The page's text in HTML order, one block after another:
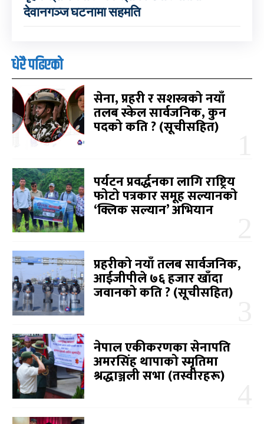
देवानगञ्ज घटनामा सहमति
धेरै पढिएको
सेना, प्रहरी र सशस्त्रको नयाँ
तलब स्केल सार्वजनिक, कुन
पदको कति ? (सूचीसहित)
पर्यटन प्रवर्द्धनका लागि राष्ट्रिय
फोटो पत्रकार समूह सल्यानको
‘क्लिक सल्यान’ अभियान
प्रहरीको नयाँ तलब सार्वजनिक,
आईजीपीले ७६ हजार खाँदा
जवानको कति ? (सूचीसहित)
नेपाल एकीकरणका सेनापति
अमरसिंह थापाको स्मृतिमा
श्रद्धाञ्जली सभा (तस्वीरहरू)